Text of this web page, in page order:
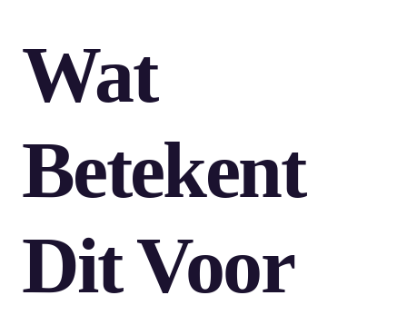
Wat
Betekent
Dit Voor